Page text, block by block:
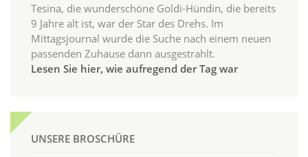
Tesina, die wunderschöne Goldi-Hündin, die bereits
9 Jahre alt ist, war der Star des Drehs. Im
Mittagsjournal wurde die Suche nach einem neuen
passenden Zuhause dann ausgestrahlt.
Lesen Sie hier, wie aufregend der Tag war
UNSERE BROSCHÜRE